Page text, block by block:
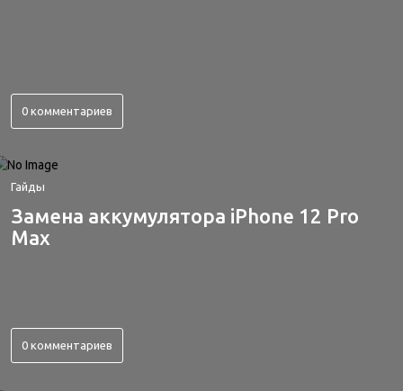
0 комментариев
Гайды
Замена аккумулятора iPhone 12 Pro
Max
0 комментариев